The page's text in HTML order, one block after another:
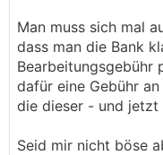
Man muss sich mal
dass man die Bank
Bearbeitungsgebühr
dafür eine Gebühr
die dieser - und
Seid mir nicht böse